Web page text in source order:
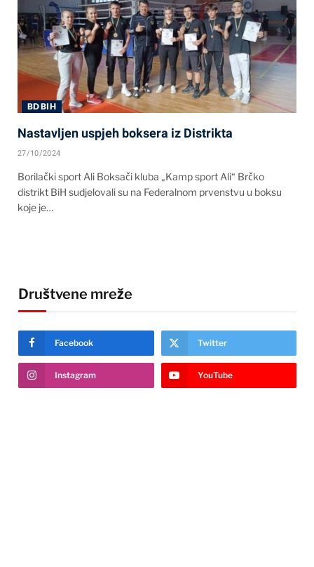
BD BIH
Nastavljen uspjeh boksera iz Distrikta
27/10/2024
Borilački sport Ali Boksači kluba „Kamp sport Ali“ Brčko
distrikt BiH sudjelovali su na Federalnom prvenstvu u boksu
koje je…
Društvene mreže
Facebook Twitter
Instagram YouTube